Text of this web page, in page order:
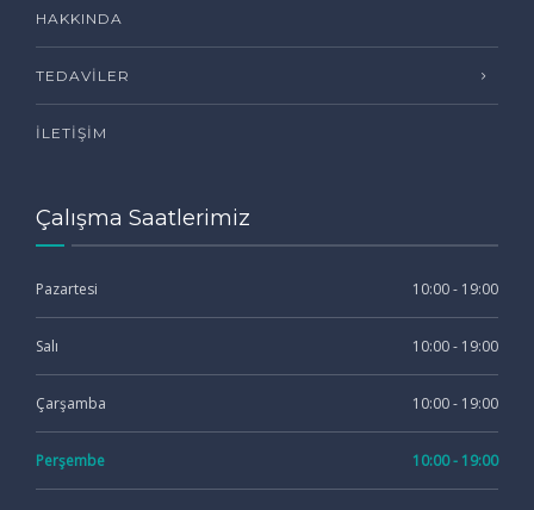
HAKKINDA
TEDAVILER
İLETIŞIM
Çalışma Saatlerimiz
Pazartesi 10:00 - 19:00
Salı 10:00 - 19:00
Çarşamba 10:00 - 19:00
Perşembe 10:00 - 19:00